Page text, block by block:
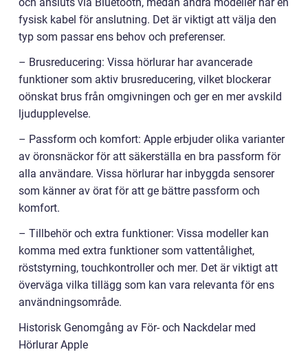
och ansluts via Bluetooth, medan andra modeller har en
fysisk kabel för anslutning. Det är viktigt att välja den
typ som passar ens behov och preferenser.
– Brusreducering: Vissa hörlurar har avancerade
funktioner som aktiv brusreducering, vilket blockerar
oönskat brus från omgivningen och ger en mer avskild
ljudupplevelse.
– Passform och komfort: Apple erbjuder olika varianter
av öronsnäckor för att säkerställa en bra passform för
alla användare. Vissa hörlurar har inbyggda sensorer
som känner av örat för att ge bättre passform och
komfort.
– Tillbehör och extra funktioner: Vissa modeller kan
komma med extra funktioner som vattentålighet,
röststyrning, touchkontroller och mer. Det är viktigt att
överväga vilka tillägg som kan vara relevanta för ens
användningsområde.
Historisk Genomgång av För- och Nackdelar med
Hörlurar Apple